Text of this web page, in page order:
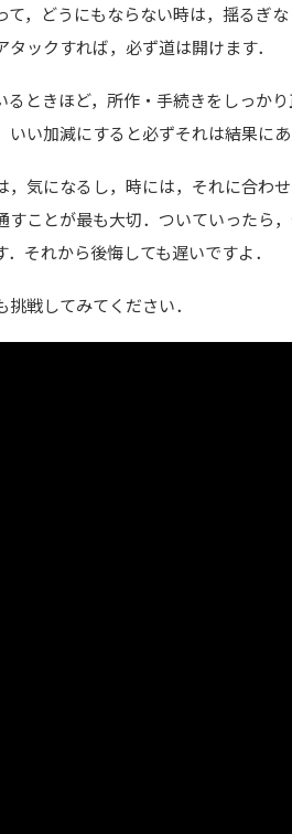
て，どうにもならない時は，揺るぎ
タックすれば，必ず道は開けます．
るときほど，所作・手続きをしっか
いい加減にすると必ずそれは結果にあ
，気になるし，時には，それに合わ
すことが最も大切．ついていったら
．それから後悔しても遅いですよ．
戦してみてください．